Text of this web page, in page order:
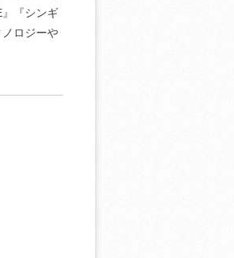
『シンギ
ロジーや